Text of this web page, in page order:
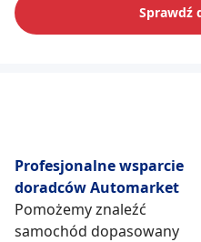
Sprawdź
Profesjonalne wsparcie
doradców Automarket
Pomożemy znaleźć
samochód dopasowany